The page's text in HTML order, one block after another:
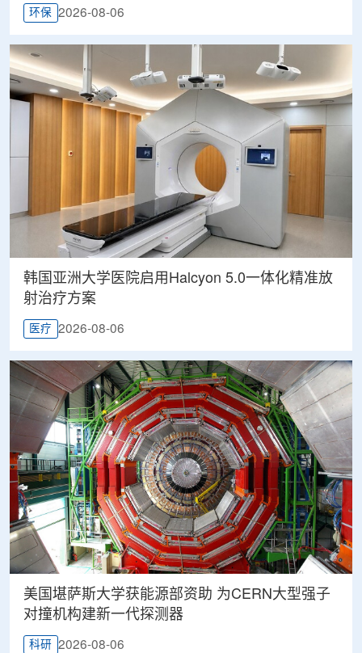
环保 2026-08-06
韩国亚洲大学医院启用Halcyon 5.0一体化精准放
射治疗方案
医疗 2026-08-06
美国堪萨斯大学获能源部资助 为CERN大型强子
对撞机构建新一代探测器
科研 2026-08-06